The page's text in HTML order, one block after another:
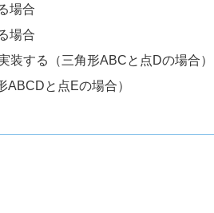
場合
場合
装する（三角形ABCと点Dの場合）
と点Eの場合）